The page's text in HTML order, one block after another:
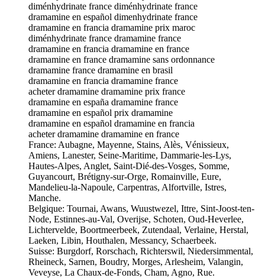
diménhydrinate france diménhydrinate france
dramamine en español dimenhydrinate france
dramamine en francia dramamine prix maroc
diménhydrinate france dramamine france
dramamine en francia dramamine en france
dramamine en france dramamine sans ordonnance
dramamine france dramamine en brasil
dramamine en francia dramamine france
acheter dramamine dramamine prix france
dramamine en españa dramamine france
dramamine en español prix dramamine
dramamine en español dramamine en francia
acheter dramamine dramamine en france
France: Aubagne, Mayenne, Stains, Alès, Vénissieux,
Amiens, Lanester, Seine-Maritime, Dammarie-les-Lys,
Hautes-Alpes, Anglet, Saint-Dié-des-Vosges, Somme,
Guyancourt, Brétigny-sur-Orge, Romainville, Eure,
Mandelieu-la-Napoule, Carpentras, Alfortville, Istres,
Manche.
Belgique: Tournai, Awans, Wuustwezel, Ittre, Sint-Joost-ten-
Node, Estinnes-au-Val, Overijse, Schoten, Oud-Heverlee,
Lichtervelde, Boortmeerbeek, Zutendaal, Verlaine, Herstal,
Laeken, Libin, Houthalen, Messancy, Schaerbeek.
Suisse: Burgdorf, Rorschach, Richterswil, Niedersimmental,
Rheineck, Sarnen, Boudry, Morges, Arlesheim, Valangin,
Veveyse, La Chaux-de-Fonds, Cham, Agno, Rue.